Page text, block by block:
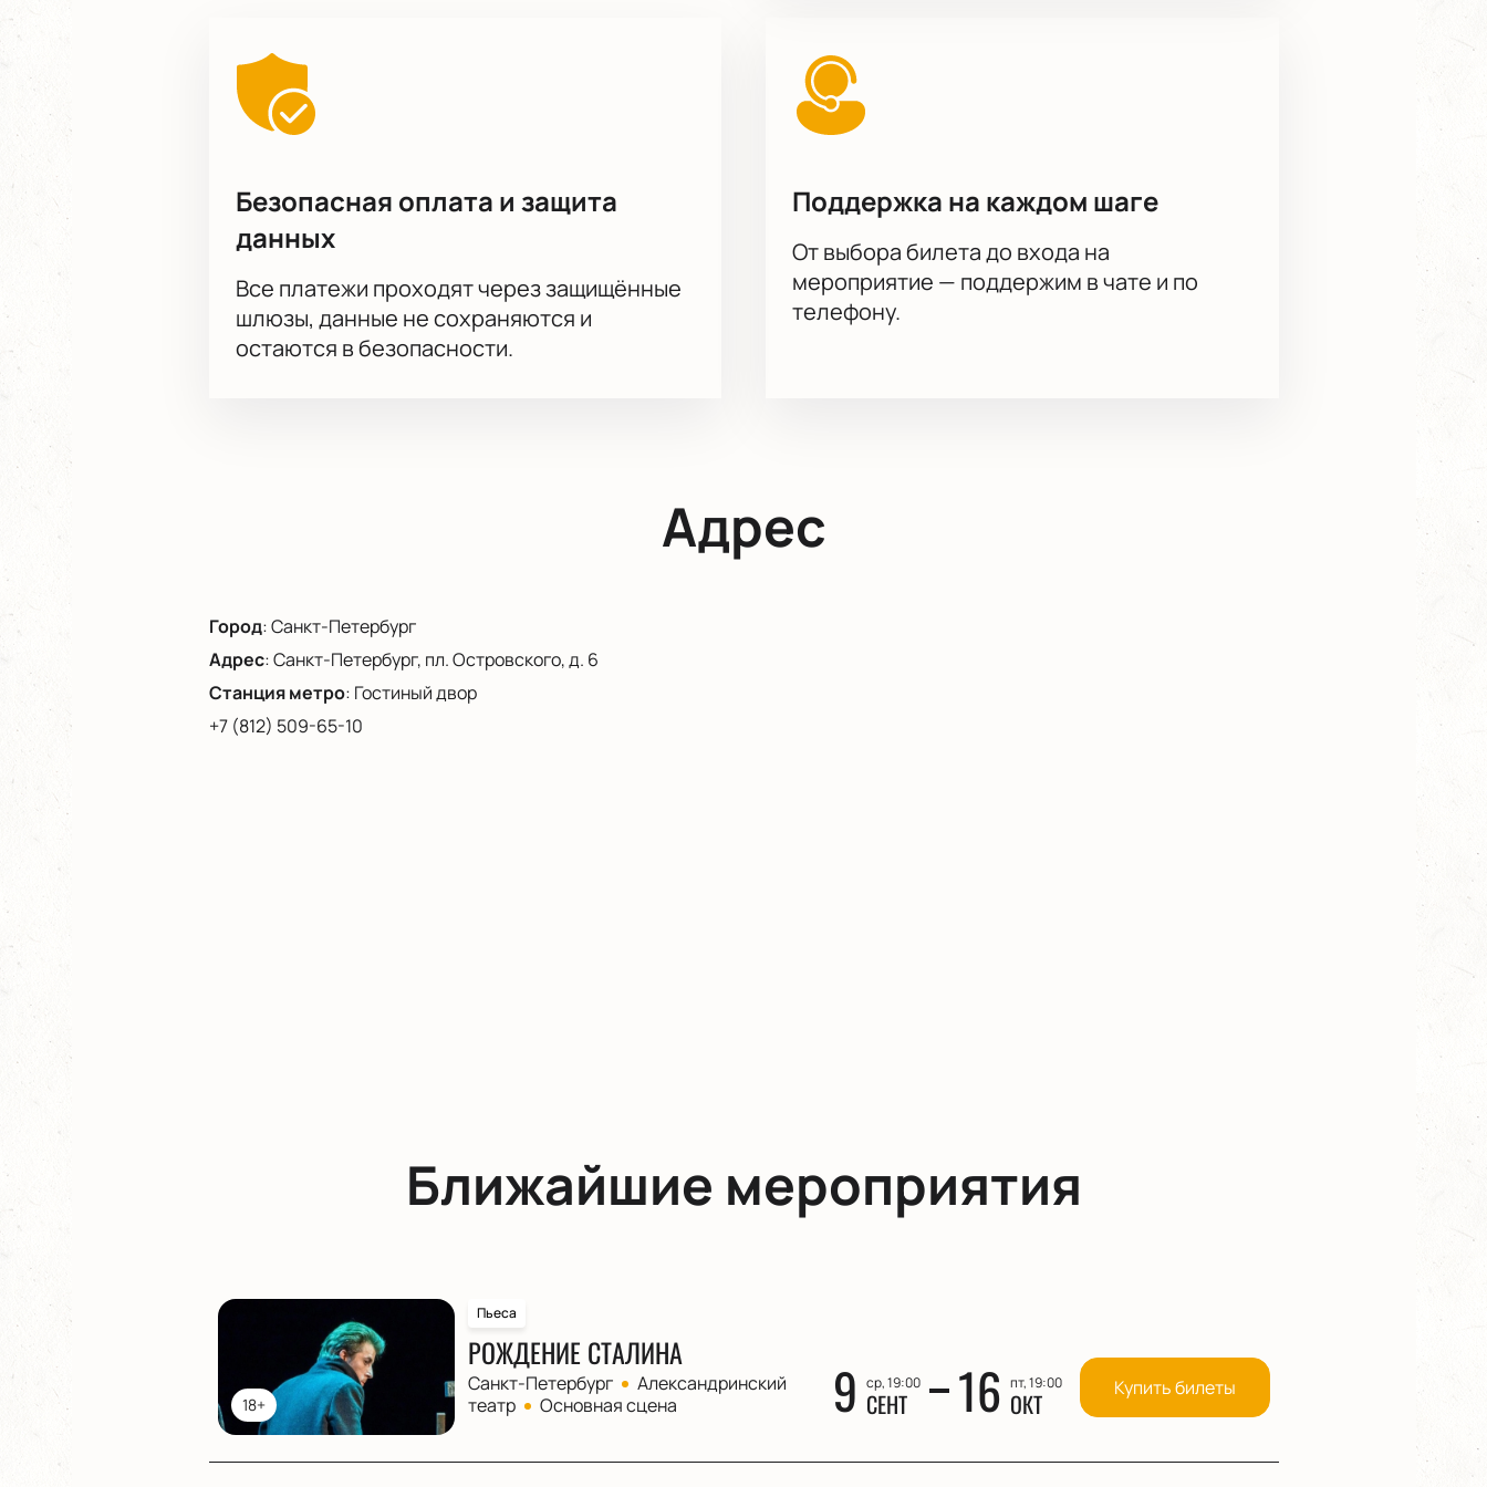
Безопасная оплата и защита
данных
Все платежи проходят через защищённые
шлюзы, данные не сохраняются и
остаются в безопасности.
Поддержка на каждом шаге
От выбора билета до входа на
мероприятие — поддержим в чате и по
телефону.
Адрес
Город:Санкт-Петербург
Адрес:Санкт-Петербург, пл. Островского, д. 6
Станция метро: Гостиный двор
+7 (812) 509-65-10
Ближайшие мероприятия
18+
Пьеса
РОЖДЕНИЕ СТАЛИНА
Санкт-Петербург
Александринский
театр
Основная сцена 9 ср, 19:00
СЕНТ 16 пт, 19:00
ОКТ Купить билеты